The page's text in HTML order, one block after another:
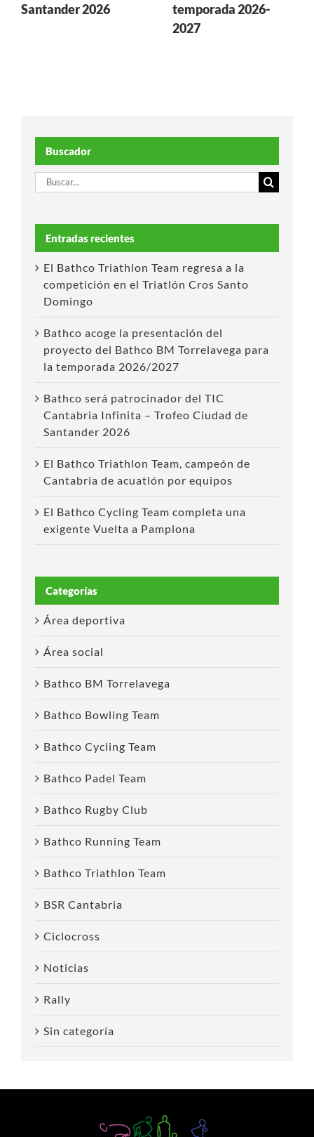
Santander 2026
temporada 2026-
2027
Buscador
Buscar:
Entradas recientes
El Bathco Triathlon Team regresa a la
competición en el Triatlón Cros Santo
Domingo
Bathco acoge la presentación del
proyecto del Bathco BM Torrelavega para
la temporada 2026/2027
Bathco será patrocinador del TIC
Cantabria Infinita – Trofeo Ciudad de
Santander 2026
El Bathco Triathlon Team, campeón de
Cantabria de acuatlón por equipos
El Bathco Cycling Team completa una
exigente Vuelta a Pamplona
Categorías
Área deportiva
Área social
Bathco BM Torrelavega
Bathco Bowling Team
Bathco Cycling Team
Bathco Padel Team
Bathco Rugby Club
Bathco Running Team
Bathco Triathlon Team
BSR Cantabria
Ciclocross
Noticias
Rally
Sin categoría